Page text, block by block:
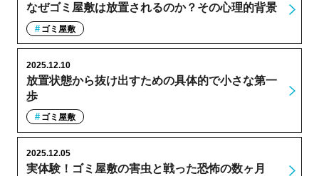
なぜゴミ屋敷は放置されるのか？その心理的背景
ゴミ屋敷
放置状態から抜け出すための具体的で小さな第一
歩
2025.12.10
ゴミ屋敷
実体験！ゴミ屋敷の害虫と戦った恐怖の数ヶ月
2025.12.05